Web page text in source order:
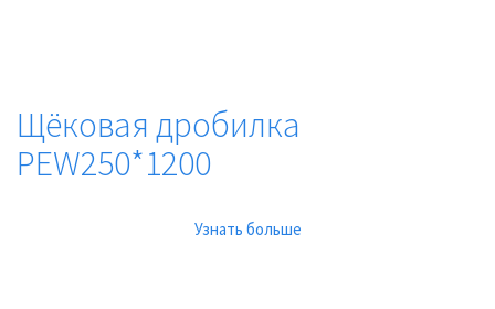
Щёковая дробилка
PEW250*1200
Узнать больше